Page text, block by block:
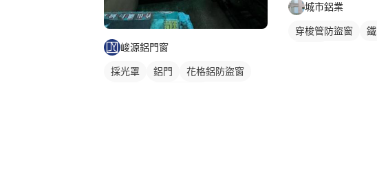
峻源鋁門窗
採光罩 鋁門
花格鋁防盜窗
城市鋁業
穿梭管防盜窗